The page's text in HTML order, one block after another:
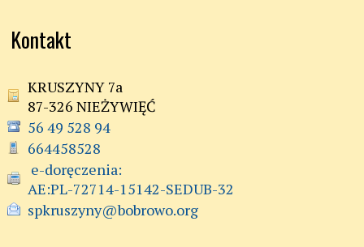
Kontakt
KRUSZYNY 7a
87-326 NIEŻYWIĘĆ
56 49 528 94
664458528
AE:PL-72714-15142-SEDUB-32
spkruszyny@bobrowo.org